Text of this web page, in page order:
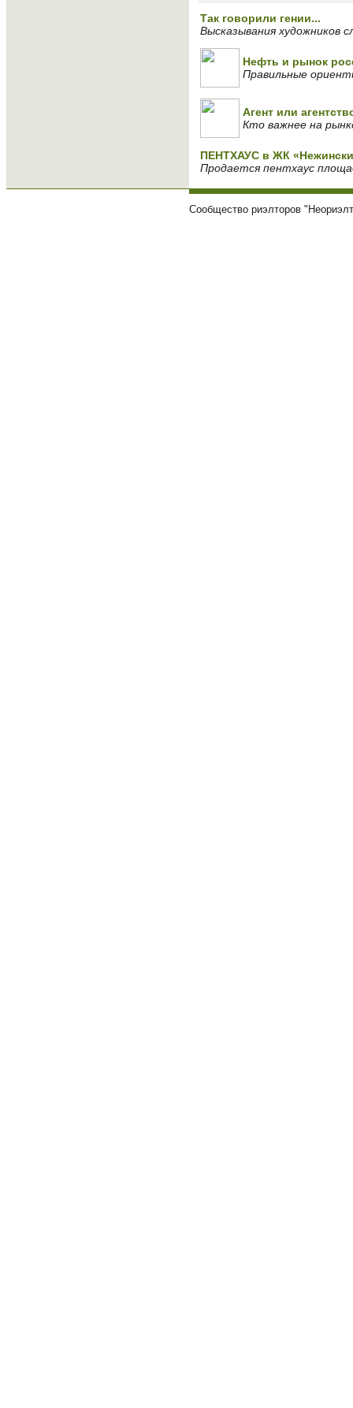
Так говорили гении...
Высказывания художников
Нефть и рынок
Правильные
Агент или
Кто важнее на
ПЕНТХАУС в ЖК
Продается пентхаус
Сообщество риэлторов